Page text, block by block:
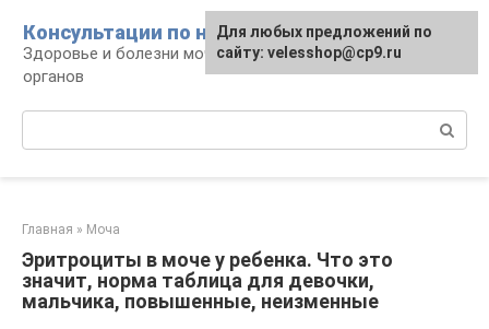
контенту
Консультации по нефрологии
Здоровье и болезни мочевыделительных
органов
Главная » Моча
Эритроциты в моче у ребенка. Что это
значит, норма таблица для девочки,
мальчика, повышенные, неизменные
Для любых предложений по
сайту: velesshop@cp9.ru